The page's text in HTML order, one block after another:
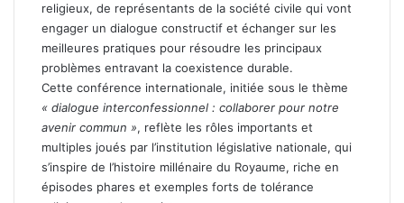
religieux, de représentants de la société civile qui vont
engager un dialogue constructif et échanger sur les
meilleures pratiques pour résoudre les principaux
problèmes entravant la coexistence durable.
Cette conférence internationale, initiée sous le thème
« dialogue interconfessionnel : collaborer pour notre
avenir commun », reflète les rôles importants et
multiples joués par l’institution législative nationale, qui
s’inspire de l’histoire millénaire du Royaume, riche en
épisodes phares et exemples forts de tolérance